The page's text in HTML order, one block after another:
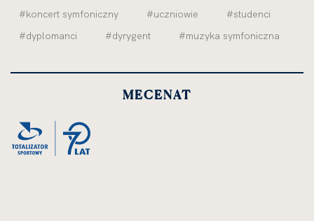
#koncert symfoniczny
#uczniowie
#studenci
#dyplomanci
#dyrygent #muzyka symfoniczna
MECENAT